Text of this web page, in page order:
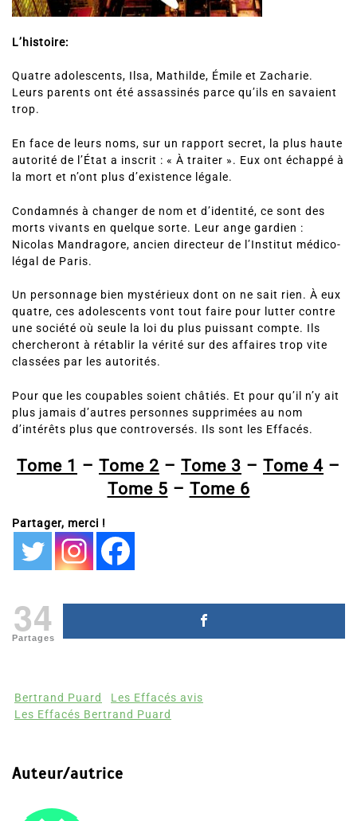
L’histoire:
Quatre adolescents, Ilsa, Mathilde, Émile et Zacharie.
Leurs parents ont été assassinés parce qu’ils en savaient
trop.
En face de leurs noms, sur un rapport secret, la plus haute
autorité de l’État a inscrit : « À traiter ». Eux ont échappé à
la mort et n’ont plus d’existence légale.
Condamnés à changer de nom et d’identité, ce sont des
morts vivants en quelque sorte. Leur ange gardien :
Nicolas Mandragore, ancien directeur de l’Institut médico-
légal de Paris.
Un personnage bien mystérieux dont on ne sait rien. À eux
quatre, ces adolescents vont tout faire pour lutter contre
une société où seule la loi du plus puissant compte. Ils
chercheront à rétablir la vérité sur des affaires trop vite
classées par les autorités.
Pour que les coupables soient châtiés. Et pour qu’il n’y ait
plus jamais d’autres personnes supprimées au nom
d’intérêts plus que controversés. Ils sont les Effacés.
Tome 1 – Tome 2 – Tome 3 – Tome 4 –
Tome 5 – Tome 6
Partager, merci !
34
Partages
Bertrand Puard
Les Effacés avis
Les Effacés Bertrand Puard
Auteur/autrice